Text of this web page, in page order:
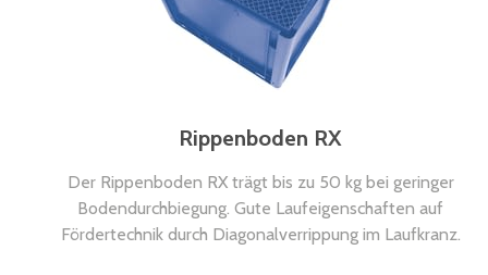
Rippenboden RX
Der Rippenboden RX trägt bis zu 50 kg bei geringer
Bodendurchbiegung. Gute Laufeigenschaften auf
Fördertechnik durch Diagonalverrippung im Laufkranz.